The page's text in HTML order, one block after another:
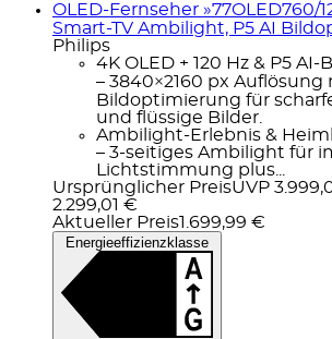
OLED-Fernseher »77OLED760/
Smart-TV Ambilight, P5 AI
Philips
4K OLED + 120 Hz & P5
– 3840×2160 px
Bildoptimierung für
und flüssige Bilder.
Ambilight-Erlebnis &
– 3-seitiges Ambilight für
Lichtstimmung plus...
Ursprünglicher PreisUVP
2.299,01 €
Aktueller Preis1.699,99 €
Energieeffizienzklasse